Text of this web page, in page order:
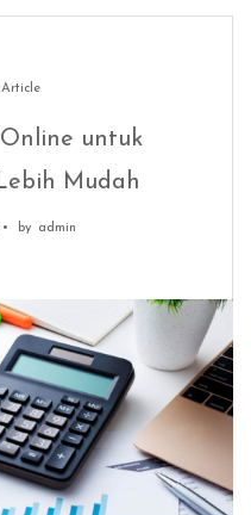
Article
untuk
Mudah
by admin